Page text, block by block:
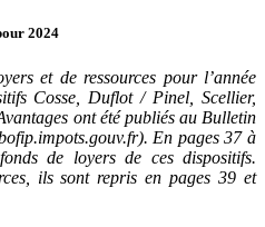
2024
et de ressources pour l’année
Cosse, Duflot / Pinel, Scellier,
ont été publiés au Bulletin
En pages 37 à
de loyers de ces dispositifs.
ils sont repris en pages 39 et